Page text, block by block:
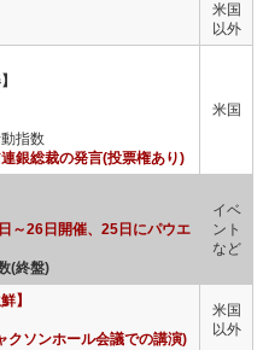
米国
以外
指数
銀総裁の発言(投票権あり)
米国
～26日開催、25日にパウエ
(終盤)
イベ
ント
など
】
クソンホール会議での講演)
米国
以外